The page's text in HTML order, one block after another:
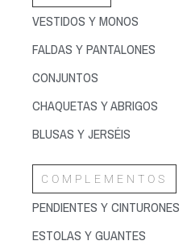
VESTIDOS Y MONOS
FALDAS Y PANTALONES
CONJUNTOS
CHAQUETAS Y ABRIGOS
BLUSAS Y JERSÉIS
COMPLEMENTOS
PENDIENTES Y CINTURONES
ESTOLAS Y GUANTES